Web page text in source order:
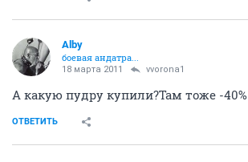
Alby
боевая андатра...
18 марта 2011 vvorona1
А какую пудру купили?Там тоже -40%
ОТВЕТИТЬ